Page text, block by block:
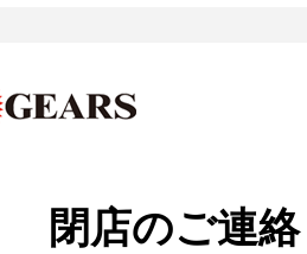
閉店のご連絡